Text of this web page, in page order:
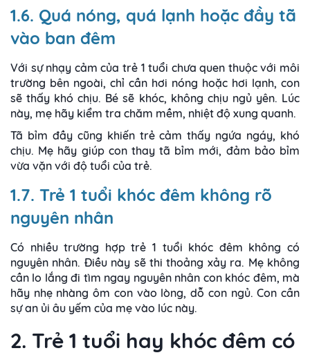
1.6. Quá nóng, quá lạnh hoặc đầy tã
vào ban đêm
Với sự nhạy cảm của trẻ 1 tuổi chưa quen thuộc với môi
trường bên ngoài, chỉ cần hơi nóng hoặc hơi lạnh, con
sẽ thấy khó chịu. Bé sẽ khóc, không chịu ngủ yên. Lúc
này, mẹ hãy kiểm tra chăm mềm, nhiệt độ xung quanh.
Tã bỉm đầy cũng khiến trẻ cảm thấy ngứa ngáy, khó
chịu. Mẹ hãy giúp con thay tã bỉm mới, đảm bảo bỉm
vừa vặn với độ tuổi của trẻ.
1.7. Trẻ 1 tuổi khóc đêm không rõ
nguyên nhân
Có nhiều trường hợp trẻ 1 tuổi khóc đêm không có
nguyên nhân. Điều này sẽ thi thoảng xảy ra. Mẹ không
cần lo lắng đi tìm ngay nguyên nhân con khóc đêm, mà
hãy nhẹ nhàng ôm con vào lòng, dỗ con ngủ. Con cần
sự an ủi âu yếm của mẹ vào lúc này.
2. Trẻ 1 tuổi hay khóc đêm có